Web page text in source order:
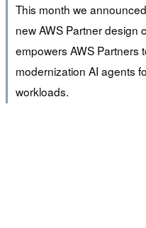
This month we
new AWS Partner design
empowers AWS Partners
modernization AI agents
workloads.